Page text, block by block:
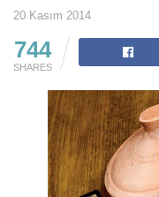
20 Kasım 2014
744
SHARES